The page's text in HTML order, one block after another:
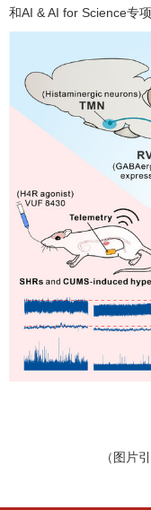
和AI & AI for Science专
（图片